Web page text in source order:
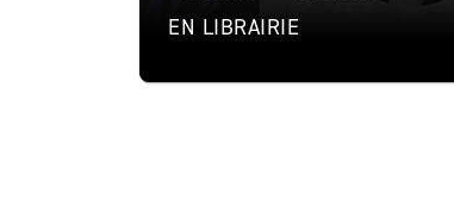
EN LIBRAIRIE